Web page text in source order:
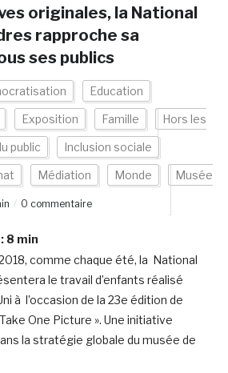
originales, la National
rapproche sa
ses publics
Education
Exposition Famille Hors les
public Inclusion sociale
Médiation Monde Musée
0 commentaire
8 min
comme chaque été, la National
le travail d’enfants réalisé
à l’occasion de la 23e édition de
One Picture ». Une initiative
la stratégie globale du musée de